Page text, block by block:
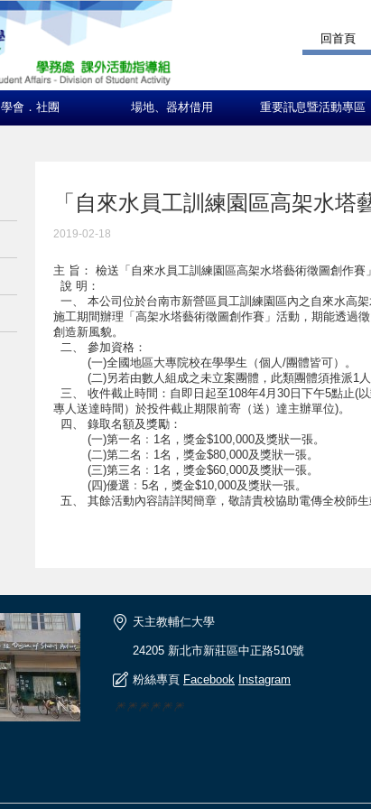
回首頁
學會．社團 場地、器材借用 重要訊息暨活動專區
「自來水員工訓練園區高架水塔
2019-02-18
主 旨： 檢送「自來水員工訓練園區高架水塔藝術徵圖創作賽
說 明：
一、 本公司位於台南市新營區員工訓練園區內之自來水高
施工期間辦理「高架水塔藝術徵圖創作賽」活動，期能透過
創造新風貌。
二、 參加資格：
(一)全國地區大專院校在學學生（個人/團體皆可）。
(二)另若由數人組成之未立案團體，此類團體須推派1人
三、 收件截止時間：自即日起至108年4月30日下午5點止(
專人送達時間）於投件截止期限前寄（送）達主辦單位)。
四、 錄取名額及獎勵：
(一)第一名﹕1名，獎金$100,000及獎狀一張。
(二)第二名﹕1名，獎金$80,000及獎狀一張。
(三)第三名﹕1名，獎金$60,000及獎狀一張。
(四)優選﹕5名，獎金$10,000及獎狀一張。
五、 其餘活動內容請詳閱簡章，敬請貴校協助電傳全校師
天主教輔仁大學
24205 新北市新莊區中正路510號
粉絲專頁 Facebook Instagram
🎆🎆🎆🎆🎆🎆